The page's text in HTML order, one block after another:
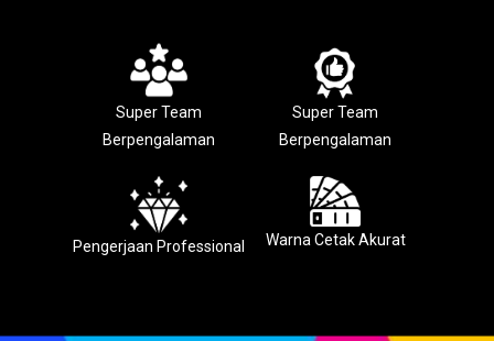
Super Team
Berpengalaman
Pengerjaan Professional
Super Team
Berpengalaman
Warna Cetak Akurat